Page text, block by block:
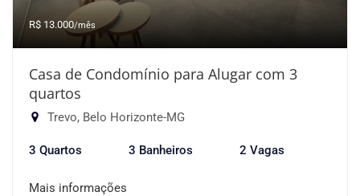
R$ 13.000/mês
Casa de Condomínio para Alugar com 3
quartos
Trevo, Belo Horizonte-MG
3 Quartos 3 Banheiros 2 Vagas
Mais informações